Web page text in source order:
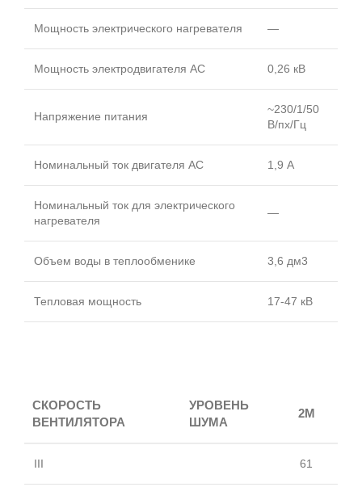
Мощность электрического нагревателя —
Мощность электродвигателя AC 0,26 кВ
Напряжение питания
~230/1/50
В/пх/Гц
Номинальный ток двигателя AC 1,9 А
Номинальный ток для электрического
нагревателя
—
Объем воды в теплообменике 3,6 дм3
Тепловая мощность 17-47 кВ
СКОРОСТЬ
ВЕНТИЛЯТОРА
УРОВЕНЬ
ШУМА
2М
III 61